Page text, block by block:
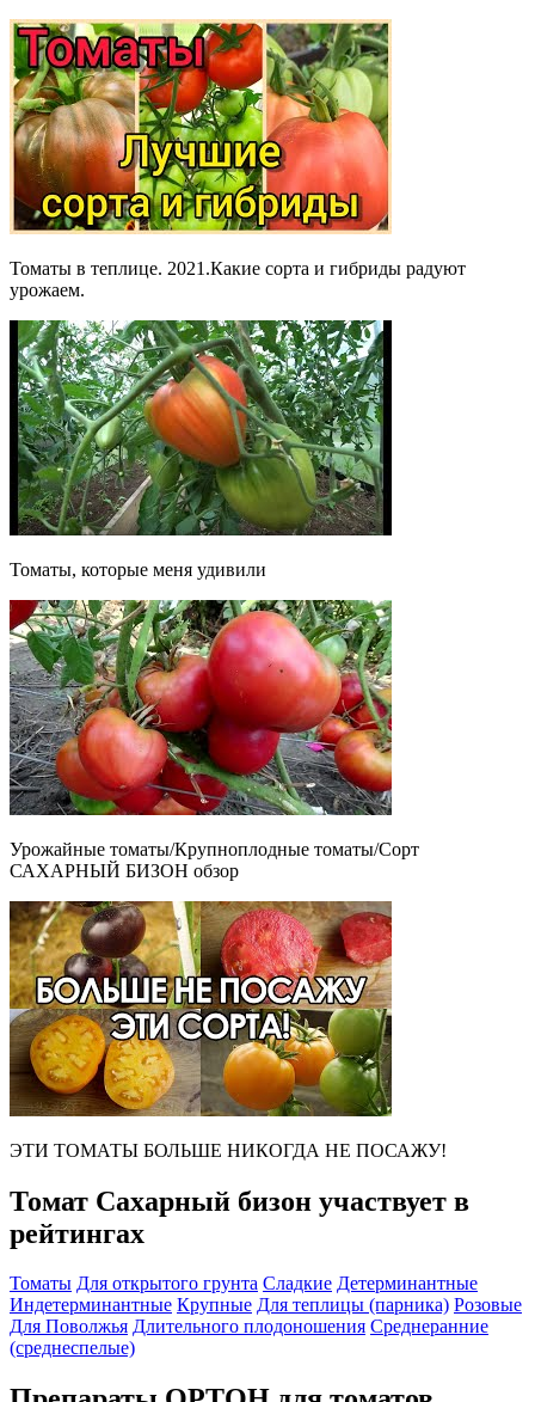
Томаты в теплице. 2021.Какие сорта и гибриды радуют
урожаем.
Томаты, которые меня удивили
Урожайные томаты/Крупноплодные томаты/Сорт
САХАРНЫЙ БИЗОН обзор
ЭТИ ТОМАТЫ БОЛЬШЕ НИКОГДА НЕ ПОСАЖУ!
Томат Сахарный бизон участвует в
рейтингах
Томаты Для открытого грунта Сладкие Детерминантные
Индетерминантные Крупные Для теплицы (парника) Розовые
Для Поволжья Длительного плодоношения Среднеранние
(среднеспелые)